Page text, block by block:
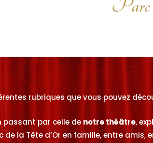
Parc
rubriques que vous pouvez
passant par celle denotre théâtre,
la Tête d’Or en famille, entre amis,